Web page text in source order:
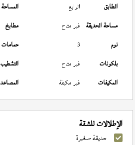
الطابق
الرابع المساحة
مساحة الحديقة غير متاح مطابخ
نوم
3 حمامات
بلكونات
غير متاح التشطيب
المكيفات
غير مكيفة المصاعد
الإطلالات للشقة
حديقة صغيرة